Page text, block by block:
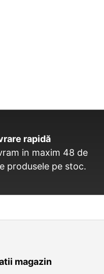
rapidă
in maxim 48 de
produsele pe stoc.
magazin